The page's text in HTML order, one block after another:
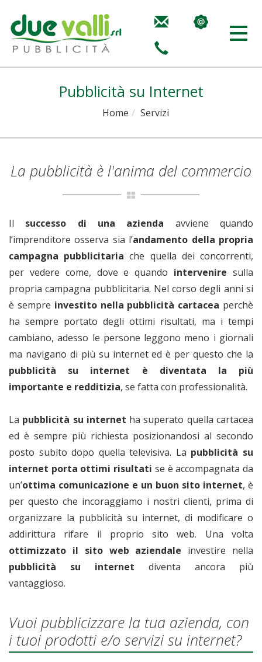
Pubblicità su Internet
Home Servizi
La pubblicità è l'anima del commercio
Il successo di una azienda avviene quando
l’imprenditore osserva sia l’andamento della propria
campagna pubblicitaria che quella dei concorrenti,
per vedere come, dove e quando interveniresulla
propria campagna pubblicitaria. Nel corso degli anni si
è sempre investito nella pubblicità cartacea perchè
ha sempre portato degli ottimi risultati, ma i tempi
cambiano, adesso le persone leggono meno i giornali
ma navigano di più su internet ed è per questo che la
pubblicità su internet è diventata la più
importante e redditizia, se fatta con professionalità.
La pubblicità su internet ha superato quella cartacea
ed è sempre più richiesta posizionandosi al secondo
posto subito dopo quella televisiva. La pubblicità su
internet porta ottimi risultati se è accompagnata da
un’ottima comunicazione e un buon sito internet, è
per questo che incoraggiamo i nostri clienti, prima di
organizzare la pubblicità su internet, di modificare o
addirittura rifare il proprio sito web. Una volta
ottimizzato il sito web aziendale investire nella
pubblicità su internet diventa ancora più
vantaggioso.
Vuoi pubblicizzare la tua azienda, con
i tuoi prodotti e/o servizi su internet?